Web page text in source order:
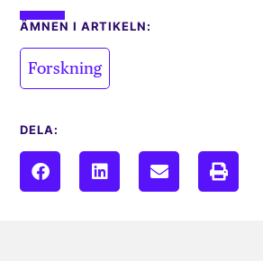
ÄMNEN I ARTIKELN:
Forskning
DELA: